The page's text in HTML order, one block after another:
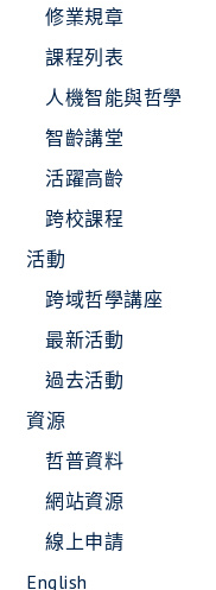
修業規章
課程列表
人機智能與哲學
智齡講堂
活躍高齡
跨校課程
活動
跨域哲學講座
最新活動
過去活動
資源
哲普資料
網站資源
線上申請
English